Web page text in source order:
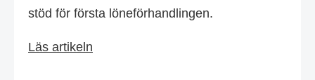
stöd för första löneförhandlingen.
Läs artikeln